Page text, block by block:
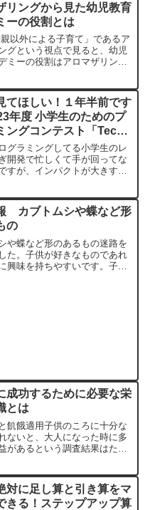
リングから見た幼児教育
ーの役割とは
以外による子育て」であるア
グという視点で見ると、幼児
ミーの役割はアロマザリング
経験不足や忍耐力不足があり
教育アカデミ...
てほしい！１年半前です
年度 小学生のためのプ
ングコンテスト「Tech
Prix 2023」本選決勝
動画を紹介。プログラミ
生のレベル高すぎ
グラミングしてる小学生のレ
開発で忙しくて手が回ってな
すが、インパクトが大きすぎ
改めて考えさせられました。↓
じ感覚かもし...
カブトムシや蝶など形
の
や蝶など形のあるもの迷路を
た。子供が好きなものであれ
興味を持ちやすいです。子供
成功するために必要な栄
とは
飢餓適用子供のころに十分な
ないと、大人になった時に多
があるという調査結果はたく
大栄養素であるタンパク質、
化物の不足は、...
対に足し算と引き算をマ
きる！ステップアップ算